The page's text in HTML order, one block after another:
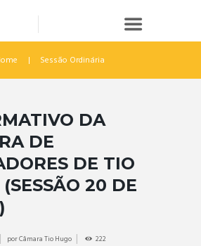
Sessão Ordinária
DA
DE
DE TIO
20 DE
porCâmara Tio Hugo 222